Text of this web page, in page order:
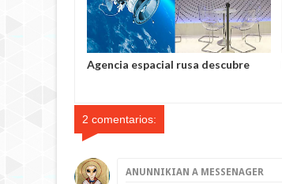
Agencia espacial rusa descubre
2 comentarios:
ANUNNIKIAN A MESSENAGER